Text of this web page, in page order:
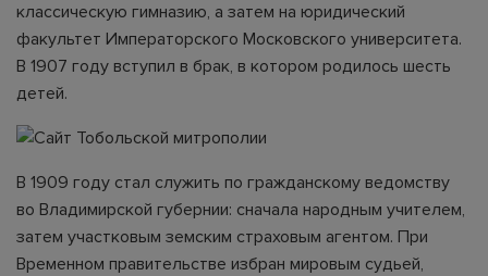
классическую гимназию, а затем на юридический
факультет Императорского Московского университета.
В 1907 году вступил в брак, в котором родилось шесть
детей.
В 1909 году стал служить по гражданскому ведомству
во Владимирской губернии: сначала народным учителем,
затем участковым земским страховым агентом. При
Временном правительстве избран мировым судьей,